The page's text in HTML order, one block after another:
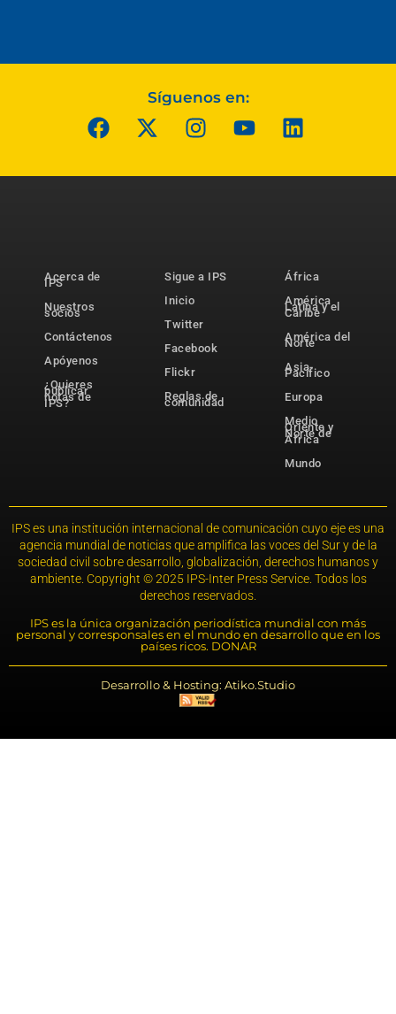
Síguenos en:
Acerca de
IPS
Nuestros
socios
Contáctenos
Apóyenos
¿Quieres
publicar
notas de
IPS?
Sigue a IPS
Inicio
Twitter
Facebook
Flickr
Reglas de
comunidad
África
América
Latina y el
Caribe
América del
Norte
Asia-
Pacífico
Europa
Medio
Oriente y
Norte de
África
Mundo
IPS es una institución internacional de comunicación cuyo eje es una
agencia mundial de noticias que amplifica las voces del Sur y de la
sociedad civil sobre desarrollo, globalización, derechos humanos y
ambiente. Copyright © 2025 IPS-Inter Press Service. Todos los
derechos reservados.
IPS es la única organización periodística mundial con más
personal y corresponsales en el mundo en desarrollo que en los
países ricos. DONAR
Desarrollo & Hosting: Atiko.Studio